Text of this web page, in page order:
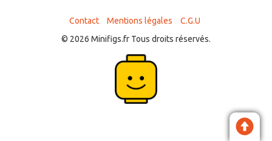
Contact Mentions légales
C.G.U
© 2026 Minifigs.fr Tous droits réservés.